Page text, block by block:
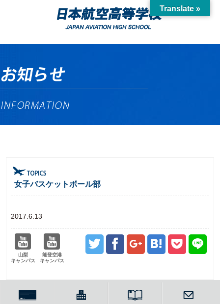
女子バスケットボール部
2017.6.13
山梨
キャンパス
能登空港
キャンパス
Translate »